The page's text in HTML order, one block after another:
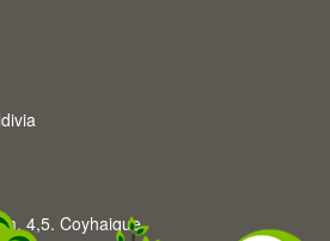
4,5. Coyhaique